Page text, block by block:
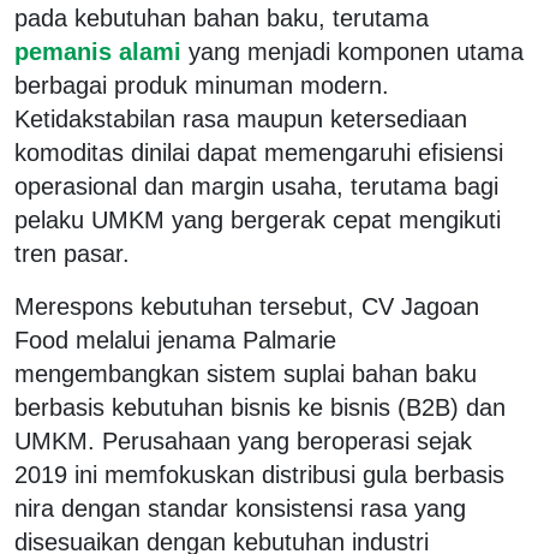
pada kebutuhan bahan baku, terutama
pemanis alami yang menjadi komponen utama
berbagai produk minuman modern.
Ketidakstabilan rasa maupun ketersediaan
komoditas dinilai dapat memengaruhi efisiensi
operasional dan margin usaha, terutama bagi
pelaku UMKM yang bergerak cepat mengikuti
tren pasar.
Merespons kebutuhan tersebut, CV Jagoan
Food melalui jenama Palmarie
mengembangkan sistem suplai bahan baku
berbasis kebutuhan bisnis ke bisnis (B2B) dan
UMKM. Perusahaan yang beroperasi sejak
2019 ini memfokuskan distribusi gula berbasis
nira dengan standar konsistensi rasa yang
disesuaikan dengan kebutuhan industri